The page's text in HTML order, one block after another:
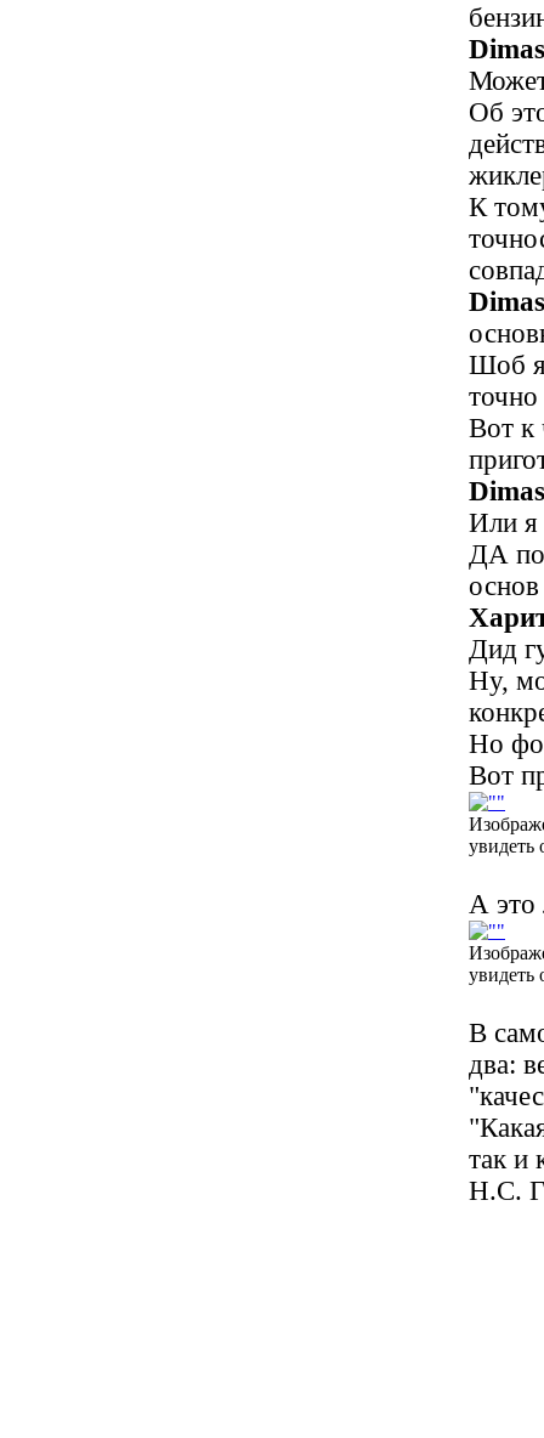
Об
К
Шоб я
точно
Вот к
Или я
ДА
Дид
Ну,
Но
Вот
увидеть
А это
увидеть
В
два:
так и
Н.С.